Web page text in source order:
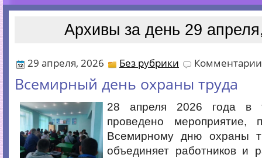
Архивы за день 29
29 апреля, 2026 Без рубрики Комментарии
Всемирный день охраны труда
28 апреля 2026 года в
проведено мероприятие,
Всемирному дню охраны
объединяет работников и